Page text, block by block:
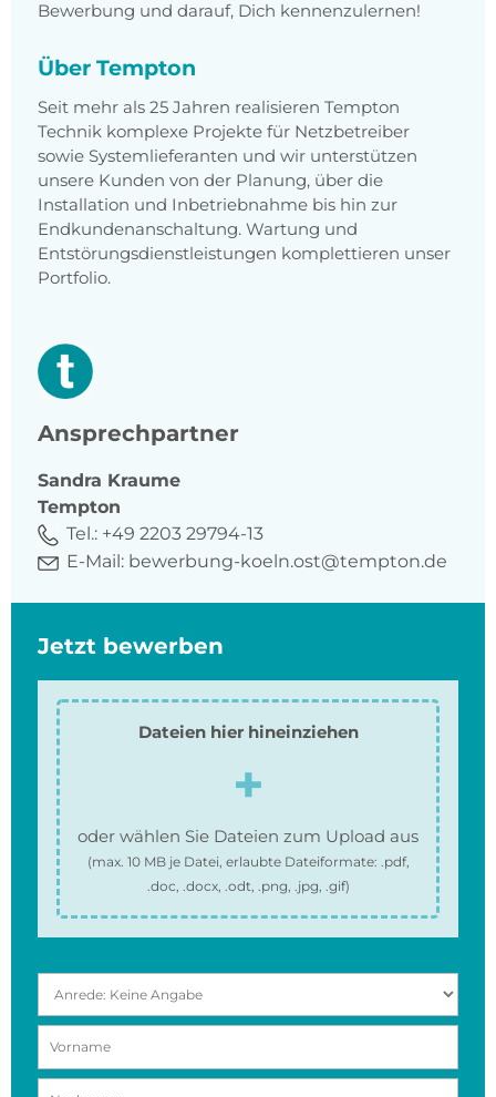
Bewerbung und darauf, Dich kennenzulernen!
Über Tempton
Seit mehr als 25 Jahren realisieren Tempton
Technik komplexe Projekte für Netzbetreiber
sowie Systemlieferanten und wir unterstützen
unsere Kunden von der Planung, über die
Installation und Inbetriebnahme bis hin zur
Endkundenanschaltung. Wartung und
Entstörungsdienstleistungen komplettieren unser
Portfolio.
Ansprechpartner
Sandra Kraume
Tempton
Tel.: +49 2203 29794-13
E-Mail: bewerbung-koeln.ost@tempton.de
Jetzt bewerben
Dateien hier hineinziehen
oder wählen Sie Dateien zum Upload aus
(max. 10 MBje Datei, erlaubte Dateiformate: .pdf,
.doc, .docx, .odt, .png, .jpg, .gif)